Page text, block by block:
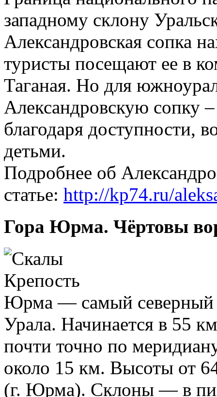
западному склону
Александровская сопка
туристы посещают ее в
Таганая. Но для
Александровскую сопку
благодаря доступности,
детьми.
Подробнее об
статье: http://kp74.ru/
Гора Юрма. Чёртовы
Юрма — самый северный
Урала. Начинается в 55
почти точно по
около 15 км. Высоты от
(г. Юрма). Склоны — в